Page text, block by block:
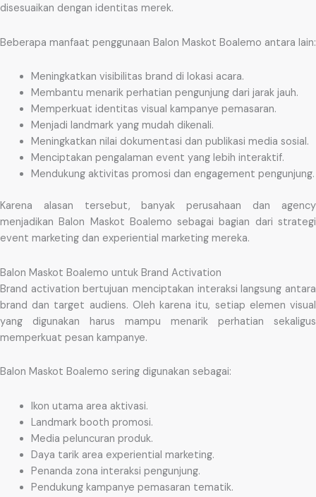
disesuaikan dengan identitas merek.
Beberapa manfaat penggunaan Balon Maskot Boalemo antara lain:
Meningkatkan visibilitas brand di lokasi acara.
Membantu menarik perhatian pengunjung dari jarak jauh.
Memperkuat identitas visual kampanye pemasaran.
Menjadi landmark yang mudah dikenali.
Meningkatkan nilai dokumentasi dan publikasi media sosial.
Menciptakan pengalaman event yang lebih interaktif.
Mendukung aktivitas promosi dan engagement pengunjung.
Karena alasan tersebut, banyak perusahaan dan agency
menjadikan Balon Maskot Boalemo sebagai bagian dari strategi
event marketing dan experiential marketing mereka.
Balon Maskot Boalemo untuk Brand Activation
Brand activation bertujuan menciptakan interaksi langsung antara
brand dan target audiens. Oleh karena itu, setiap elemen visual
yang digunakan harus mampu menarik perhatian sekaligus
memperkuat pesan kampanye.
Balon Maskot Boalemo sering digunakan sebagai:
Ikon utama area aktivasi.
Landmark booth promosi.
Media peluncuran produk.
Daya tarik area experiential marketing.
Penanda zona interaksi pengunjung.
Pendukung kampanye pemasaran tematik.